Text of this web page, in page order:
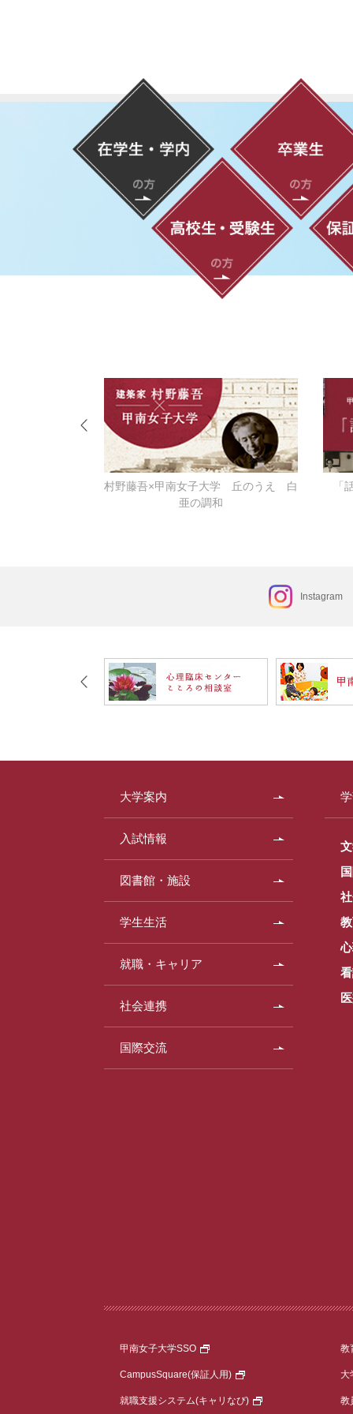
村野藤吾×甲南女子大学 丘のうえ 白
亜の調和
「
Instagram
大学案内
入試情報
図書館・施設
学生生活
就職・キャリア
社会連携
国際交流
甲南女子大学SSO
CampusSquare(保証人用)
就職支援システム(キャリなび)
教
大
教